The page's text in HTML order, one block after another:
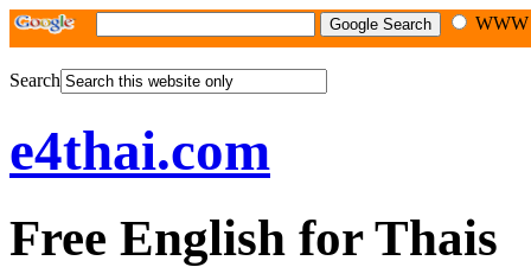
Search
e4thai.com
Free English for Thais